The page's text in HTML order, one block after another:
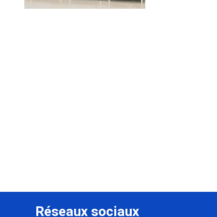
Réseaux sociaux